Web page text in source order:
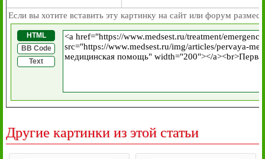
Если вы хотите вставить эту картинку на сайт или форум
HTML
BB Code
Text
Другие картинки из этой статьи